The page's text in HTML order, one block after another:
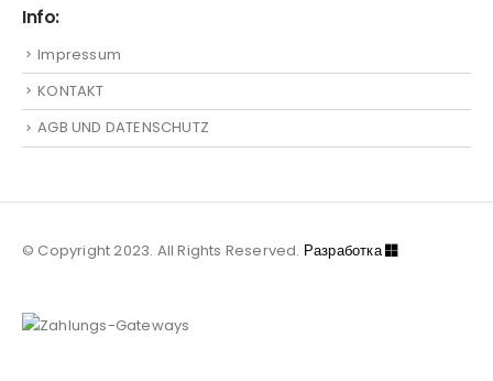
Info:
Impressum
KONTAKT
AGB UND DATENSCHUTZ
© Copyright 2023. All Rights Reserved. Разработка Semsait